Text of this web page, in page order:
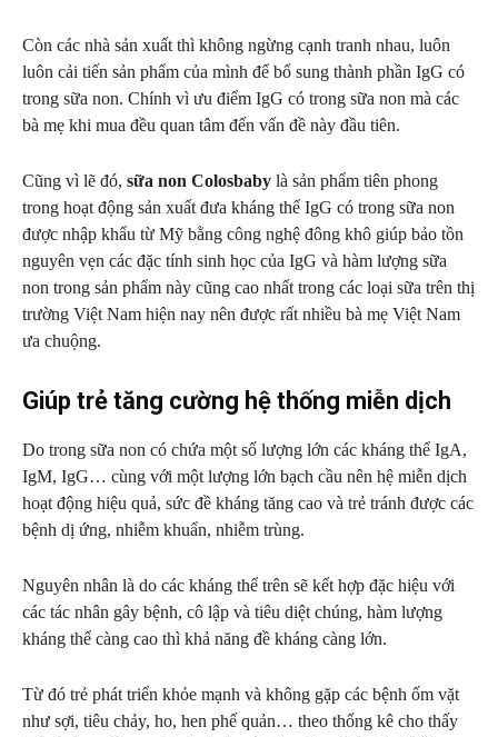
Còn các nhà sản xuất thì không ngừng cạnh tranh nhau, luôn
luôn cải tiến sản phẩm của mình để bổ sung thành phần IgG có
trong sữa non. Chính vì ưu điểm IgG có trong sữa non mà các
bà mẹ khi mua đều quan tâm đến vấn đề này đầu tiên.
Cũng vì lẽ đó, sữa non Colosbaby là sản phẩm tiên phong
trong hoạt động sản xuất đưa kháng thể IgG có trong sữa non
được nhập khẩu từ Mỹ bằng công nghệ đông khô giúp bảo tồn
nguyên vẹn các đặc tính sinh học của IgG và hàm lượng sữa
non trong sản phẩm này cũng cao nhất trong các loại sữa trên thị
trường Việt Nam hiện nay nên được rất nhiều bà mẹ Việt Nam
ưa chuộng.
Giúp trẻ tăng cường hệ thống miễn dịch
Do trong sữa non có chứa một số lượng lớn các kháng thể IgA,
IgM, IgG… cùng với một lượng lớn bạch cầu nên hệ miễn dịch
hoạt động hiệu quả, sức đề kháng tăng cao và trẻ tránh được các
bệnh dị ứng, nhiễm khuẩn, nhiễm trùng.
Nguyên nhân là do các kháng thể trên sẽ kết hợp đặc hiệu với
các tác nhân gây bệnh, cô lập và tiêu diệt chúng, hàm lượng
kháng thể càng cao thì khả năng đề kháng càng lớn.
Từ đó trẻ phát triển khỏe mạnh và không gặp các bệnh ốm vặt
như sợi, tiêu chảy, ho, hen phế quản… theo thống kê cho thấy